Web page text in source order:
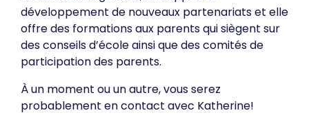
développement de nouveaux partenariats et elle
offre des formations aux parents qui siègent sur
des conseils d’école ainsi que des comités de
participation des parents.
À un moment ou un autre, vous serez
probablement en contact avec Katherine!